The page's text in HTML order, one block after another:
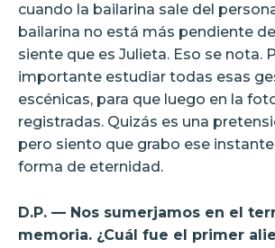
cuando la bailarina sale del
bailarina no está más pendiente
siente que es Julieta. Eso se nota.
importante estudiar todas esas
escénicas, para que luego en la
registradas. Quizás es una
pero siento que grabo ese
forma de eternidad.
D.P. — Nos sumerjamos en el
memoria. ¿Cuál fue el primer